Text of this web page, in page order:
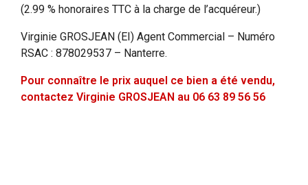
(2.99 % honoraires TTC à la charge de l’acquéreur.)
Virginie GROSJEAN (EI) Agent Commercial – Numéro
RSAC : 878029537 – Nanterre.
Pour connaître le prix auquel ce bien a été vendu,
contactez Virginie GROSJEAN au 06 63 89 56 56